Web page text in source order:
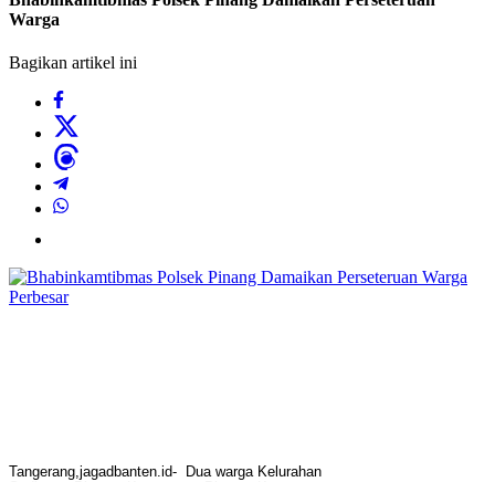
Warga
Bagikan artikel ini
Perbesar
Tangerang,jagadbanten.id- Dua warga Kelurahan